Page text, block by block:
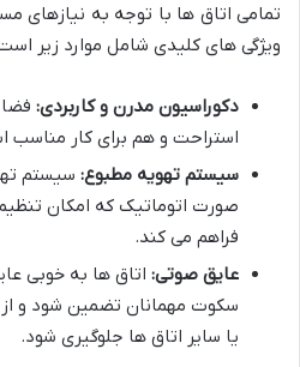
تمامی اتاق ها با توجه به نیازهای
ویژگی های کلیدی شامل موارد زیر
دکوراسیون مدرن و کاربردی:
استراحت و هم برای کار مناسب
سیستم تهویه مطبوع: سیستم
صورت اتوماتیک که امکان
فراهم می کند.
عایق صوتی: اتاق ها به خوبی
سکوت مهمانان تضمین شود و از
یا سایر اتاق ها جلوگیری شود.